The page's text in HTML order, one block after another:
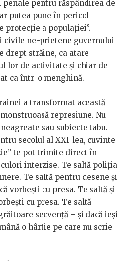
penale pentru răspândirea de
putea pune în pericol
protecție a populației”.
civile ne-prietene guvernului
drept străine, ca atare
lor de activitate și chiar de
ca într-o menghină.
a transformat această
represiune. Nu
sau subiecte tabu.
secolul al XXI-lea, cuvinte
te pot trimite direct în
interzise. Te saltă poliția
Te saltă pentru desene și
vorbești cu presa. Te saltă și
cu presa. Te saltă –
secvență – și dacă ieși
o hârtie pe care nu scrie